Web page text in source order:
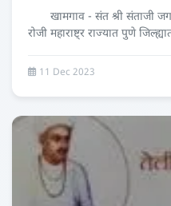
खामगाव - संत श्री संताजी
रोजी महाराष्ट्र राज्यात पुणे
11 Dec 2023